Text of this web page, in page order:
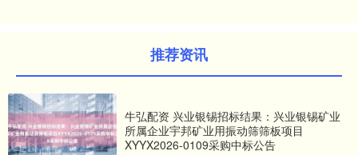
推荐资讯
牛弘配资 兴业银锡招标结果：兴业银锡矿业
所属企业宇邦矿业用振动筛筛板项目
XYYX2026-0109采购中标公告